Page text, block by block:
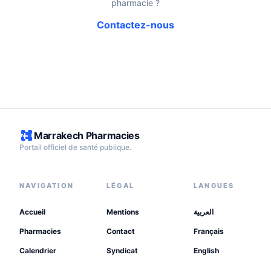
pharmacie ?
Contactez-nous
Marrakech Pharmacies
Portail officiel de santé publique.
NAVIGATION
Accueil
Pharmacies
Calendrier
LÉGAL
Mentions
Contact
Syndicat
LANGUES
العربية
Français
English